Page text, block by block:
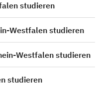
studieren
Westfalen studieren
Westfalen studieren
studieren